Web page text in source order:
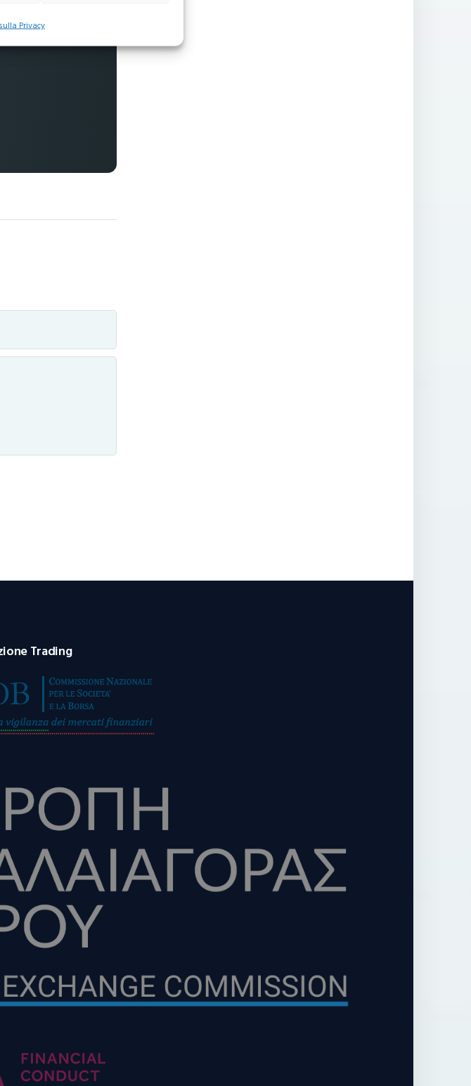
Privacy
Trading